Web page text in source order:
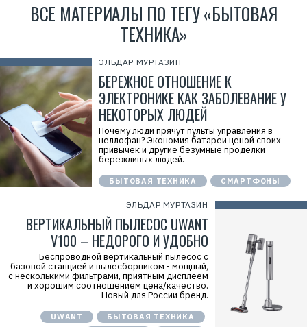
ВСЕ МАТЕРИАЛЫ ПО ТЕГУ «БЫТОВАЯ
ТЕХНИКА»
ЭЛЬДАР МУРТАЗИН
БЕРЕЖНОЕ ОТНОШЕНИЕ К
ЭЛЕКТРОНИКЕ КАК ЗАБОЛЕВАНИЕ У
НЕКОТОРЫХ ЛЮДЕЙ
Почему люди прячут пульты управления в
целлофан? Экономия батареи ценой своих
привычек и другие безумные проделки
бережливых людей.
БЫТОВАЯ ТЕХНИКА СМАРТФОНЫ
ЭЛЬДАР МУРТАЗИН
ВЕРТИКАЛЬНЫЙ ПЫЛЕСОС UWANT
V100 – НЕДОРОГО И УДОБНО
Беспроводной вертикальный пылесос с
базовой станцией и пылесборником - мощный,
с несколькими фильтрами, приятным дисплеем
и хорошим соотношением цена/качество.
Новый для России бренд.
UWANT
БЫТОВАЯ ТЕХНИКА